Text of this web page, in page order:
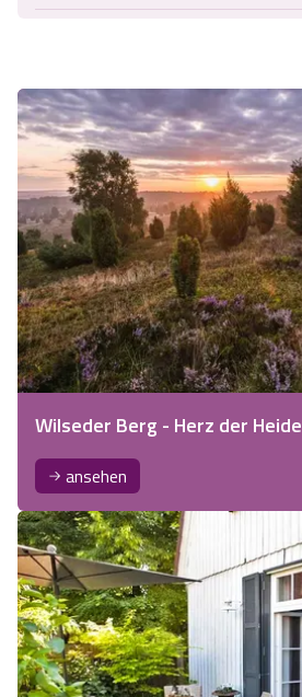
Wilseder Berg - Herz der Heide
ansehen